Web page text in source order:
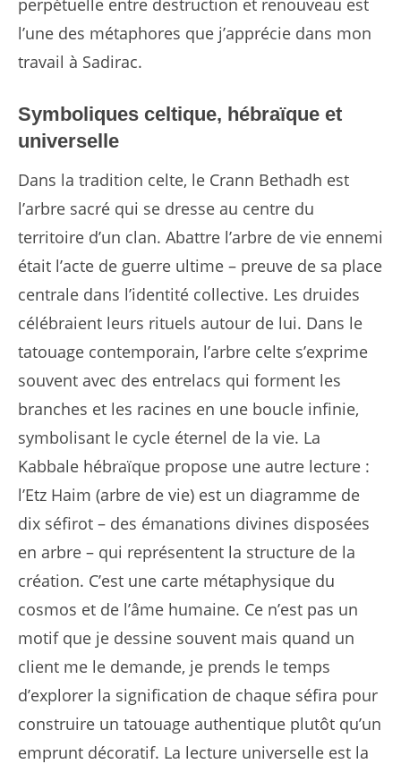
perpétuelle entre destruction et renouveau est
l’une des métaphores que j’apprécie dans mon
travail à Sadirac.
Symboliques celtique, hébraïque et
universelle
Dans la tradition celte, le Crann Bethadh est
l’arbre sacré qui se dresse au centre du
territoire d’un clan. Abattre l’arbre de vie ennemi
était l’acte de guerre ultime – preuve de sa place
centrale dans l’identité collective. Les druides
célébraient leurs rituels autour de lui. Dans le
tatouage contemporain, l’arbre celte s’exprime
souvent avec des entrelacs qui forment les
branches et les racines en une boucle infinie,
symbolisant le cycle éternel de la vie. La
Kabbale hébraïque propose une autre lecture :
l’Etz Haim (arbre de vie) est un diagramme de
dix séfirot – des émanations divines disposées
en arbre – qui représentent la structure de la
création. C’est une carte métaphysique du
cosmos et de l’âme humaine. Ce n’est pas un
motif que je dessine souvent mais quand un
client me le demande, je prends le temps
d’explorer la signification de chaque séfira pour
construire un tatouage authentique plutôt qu’un
emprunt décoratif. La lecture universelle est la